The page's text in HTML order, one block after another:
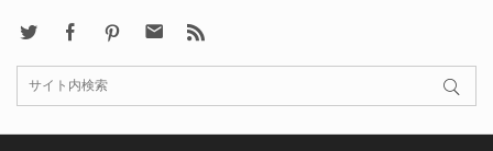
FacebookPinterest Contact